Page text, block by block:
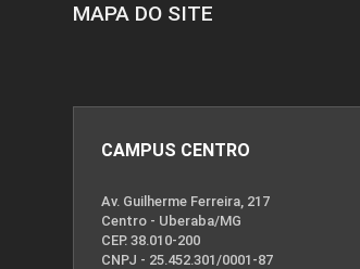
MAPA DO SITE
CAMPUS CENTRO
Av. Guilherme Ferreira, 217
Centro - Uberaba/MG
CEP. 38.010-200
CNPJ - 25.452.301/0001-87